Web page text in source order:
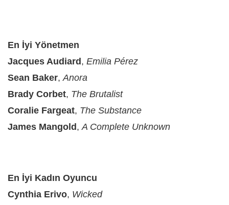
En İyi Yönetmen
Jacques Audiard , Emilia Pérez
Sean Baker,Anora
Brady Corbet, The Brutalist
Coralie Fargeat, The Substance
James Mangold ,A Complete Unknown
En İyi Kadın Oyuncu
Cynthia Erivo, Wicked